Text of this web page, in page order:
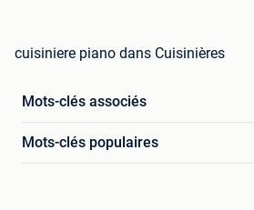
cuisiniere piano dans Cuisinières
Mots-clés associés
Mots-clés populaires